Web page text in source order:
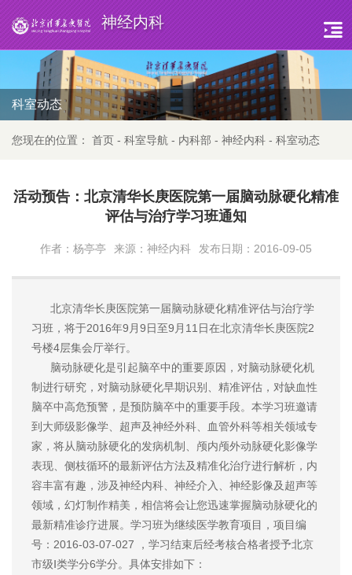
神经内科
科室动态
您现在的位置： 首页 - 科室导航 - 内科部 - 神经内科 - 科室动态
活动预告：北京清华长庚医院第一届脑动脉硬化精准
评估与治疗学习班通知
作者：杨亭亭 来源：神经内科 发布日期：2016-09-05
北京清华长庚医院第一届脑动脉硬化精准评估与治疗学
习班，将于2016年9月9日至9月11日在北京清华长庚医院2
号楼4层集会厅举行。
脑动脉硬化是引起脑卒中的重要原因，对脑动脉硬化机
制进行研究，对脑动脉硬化早期识别、精准评估，对缺血性
脑卒中高危预警，是预防脑卒中的重要手段。本学习班邀请
到大师级影像学、超声及神经外科、血管外科等相关领域专
家，将从脑动脉硬化的发病机制、颅内颅外动脉硬化影像学
表现、侧枝循环的最新评估方法及精准化治疗进行解析，内
容丰富有趣，涉及神经内科、神经介入、神经影像及超声等
领域，幻灯制作精美，相信将会让您迅速掌握脑动脉硬化的
最新精准诊疗进展。学习班为继续医学教育项目，项目编
号：2016-03-07-027 ，学习结束后经考核合格者授予北京
市级Ⅰ类学分6学分。具体安排如下：